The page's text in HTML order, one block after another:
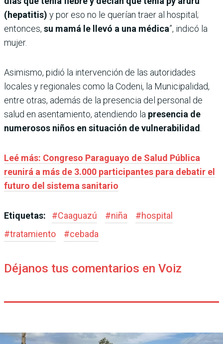
(hepatitis) y por eso no le querían traer al hospital;
entonces, su mamá le llevó a una médica”, indicó la
mujer.
Asimismo, pidió la intervención de las autoridades
locales y regionales como la Codeni, la Municipalidad,
entre otras, además de la presencia del personal de
salud en asentamiento, atendiendo la presencia de
numerosos niños en situación de vulnerabilidad.
Leé más: Congreso Paraguayo de Salud Pública
reunirá a más de 3.000 participantes para debatir el
futuro del sistema sanitario
Etiquetas: #Caaguazú #niña #hospital
#tratamiento #cebada
Déjanos tus comentarios en Voiz